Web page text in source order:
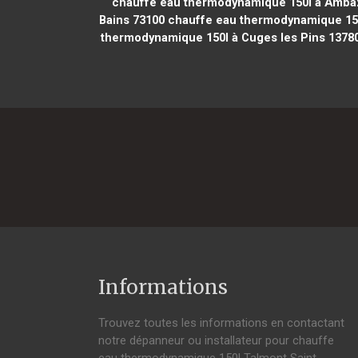
Bains 73100 chauffe eau thermodynamique
thermodynamique 150l à Cuges les Pins
Informations
Trouvez toutes les informations en contactant
notre dépanneur ou installateur pour chauffe